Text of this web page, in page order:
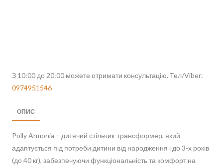
З 10:00 до 20:00 можете отримати консультацію. Тел/Viber:
0974951546
ОПИС
Polly Armonia – дитячий стільчик-трансформер, який
адаптується під потреби дитини від народження і до 3-х років
(до 40 кг), забезпечуючи функціональність та комфорт на